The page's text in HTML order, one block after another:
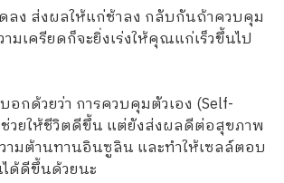
ลง ส่งผลให้แก่ช้าลง กลับกันถ้าควบคุม
มเครียดก็จะยิ่งเร่งให้คุณแก่เร็วขึ้นไป
อกด้วยว่า การควบคุมตัวเอง (Self-
ช่วยให้ชีวิตดีขึ้น แต่ยังส่งผลดีต่อสุขภาพ
ามต้านทานอินซูลิน และทำให้เซลล์ตอบ
ด้ดีขึ้นด้วยนะ